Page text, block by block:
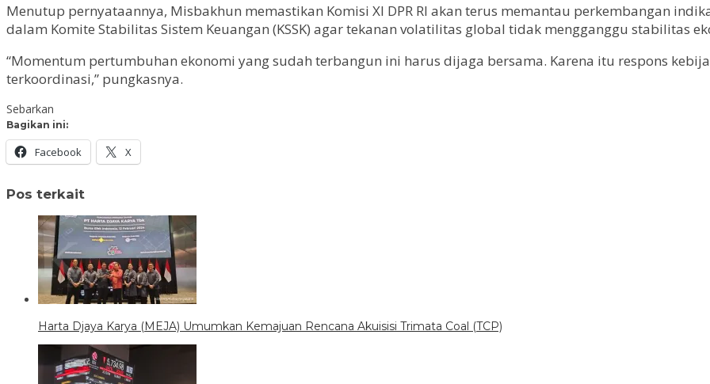
Menutup pernyataannya, Misbakhun memastikan Komisi XI DPR RI akan terus memantau perkembangan
dalam Komite Stabilitas Sistem Keuangan (KSSK) agar tekanan volatilitas global tidak mengganggu stabilitas
“Momentum pertumbuhan ekonomi yang sudah terbangun ini harus dijaga bersama. Karena itu respons
terkoordinasi,” pungkasnya.
Sebarkan
Bagikan ini:
Facebook X
Pos terkait
Harta Djaya Karya (MEJA) Umumkan Kemajuan Rencana Akuisisi Trimata Coal (TCP)